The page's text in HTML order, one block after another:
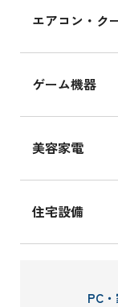
エアコン・ク
ゲーム機器
美容家電
住宅設備
PC